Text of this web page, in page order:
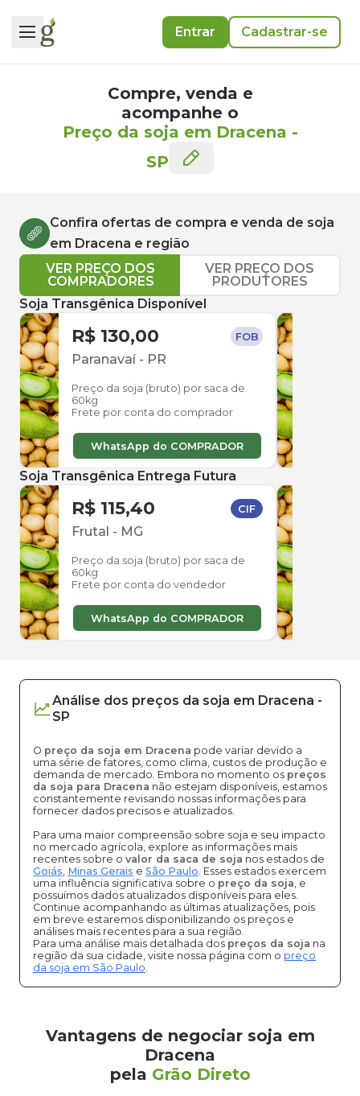
Entrar Cadastrar-se
Compre, venda e
acompanhe o
Preço da soja em Dracena -
SP
Confira ofertas de compra e venda de soja
em Dracena e região
VER PREÇO DOS
COMPRADORES
VER PREÇO DOS
PRODUTORES
Soja Transgênica Disponível
R$ 130,00 FOB
Paranavaí- PR
Preço da soja (bruto) por saca de
60kg
Frete por conta do comprador
WhatsApp do COMPRADOR
Soja Transgênica Entrega Futura
R$ 115,40 CIF
Frutal - MG
Preço da soja (bruto) por saca de
60kg
Frete por conta do vendedor
WhatsApp do COMPRADOR
Análise dos preços da soja em Dracena -
SP
O preço da soja em Dracena pode variar devido a
uma série de fatores, como clima, custos de produção e
demanda de mercado. Embora no momento os preços
da soja para Dracena não estejam disponíveis, estamos
constantemente revisando nossas informações para
fornecer dados precisos e atualizados.
Para uma maior compreensão sobre soja e seu impacto
no mercado agrícola, explore as informações mais
recentes sobre o valor da saca de soja nos estados de
Goiás, Minas Gerais e São Paulo. Esses estados exercem
uma influência significativa sobre o preço da soja, e
possuímos dados atualizados disponíveis para eles.
Continue acompanhando as últimas atualizações, pois
em breve estaremos disponibilizando os preços e
análises mais recentes para a sua região.
Para uma análise mais detalhada dos preços da soja na
região da sua cidade, visite nossa página com o preço
da soja em São Paulo.
Vantagens de negociar soja em
Dracena
pela Grão Direto